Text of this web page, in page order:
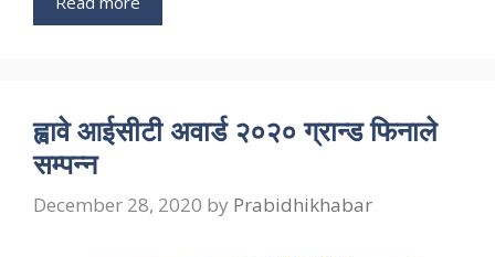
ह्वावे आईसीटी अवार्ड २०२० ग्रान्ड फिनाले
सम्पन्न
December 28, 2020 by Prabidhikhabar